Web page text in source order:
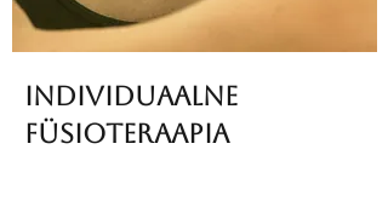
INDIVIDUAALNE
FÜSIOTERAAPIA